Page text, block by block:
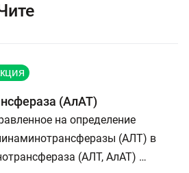
(АлАТ)
на определение
(АЛТ) в
(АЛТ, АлАТ) …